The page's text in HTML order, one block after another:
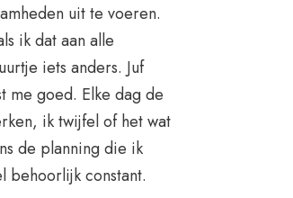
uit te voeren.
ik dat aan alle
iets anders. Juf
me goed. Elke dag de
ik twijfel of het wat
de planning die ik
behoorlijk constant.